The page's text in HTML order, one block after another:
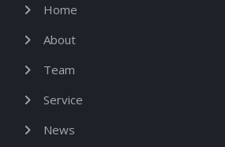
Home
About
Team
Service
News